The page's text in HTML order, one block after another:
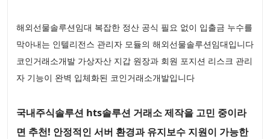
해외선물솔루션임대 복잡한 정산 공식 필요 없이 입출금 누수를
막아내는 인텔리전스 관리자 모듈의 해외선물솔루션임대입니다
코인거래소개발 가상자산 지갑 원장과 회원 포지션 리스크 관리
자 기능이 완벽 입체화된 코인거래소개발입니다
국내주식솔루션 hts솔루션 거래소 제작을 고민 중이라
면 추천! 안정적인 서버 환경과 유지보수 지원이 가능한